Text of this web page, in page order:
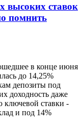
высоких ставок
помнить
в конце июня
до 14,25%
депозиты под
доходность даже
ключевой ставки -
и под 14%